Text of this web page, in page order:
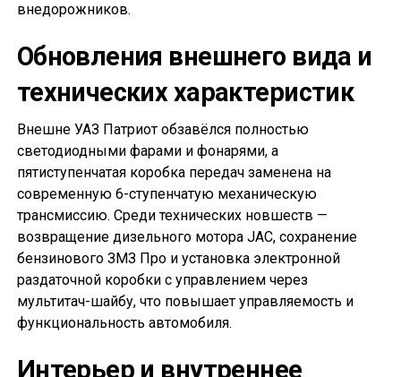
внедорожников.
Обновления внешнего вида и
технических характеристик
Внешне УАЗ Патриот обзавёлся полностью
светодиодными фарами и фонарями, а
пятиступенчатая коробка передач заменена на
современную 6-ступенчатую механическую
трансмиссию. Среди технических новшеств —
возвращение дизельного мотора JAC, сохранение
бензинового ЗМЗ Про и установка электронной
раздаточной коробки с управлением через
мультитач-шайбу, что повышает управляемость и
функциональность автомобиля.
Интерьер и внутреннее